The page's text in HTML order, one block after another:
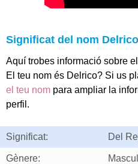
Significat del nom Delrico
Aquí trobes informació sobre
El teu nom és Delrico? Si us
el teu nom para ampliar la
perfil.
Significat: Del
Gènere: